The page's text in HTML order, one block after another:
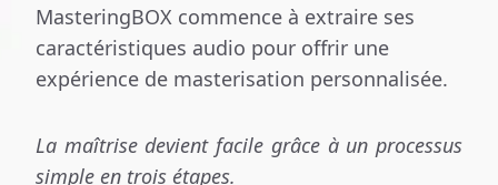
MasteringBOX commence à extraire ses
caractéristiques audio pour offrir une
expérience de masterisation personnalisée.
La maîtrise devient facile grâce à un processus
simple en trois étapes.